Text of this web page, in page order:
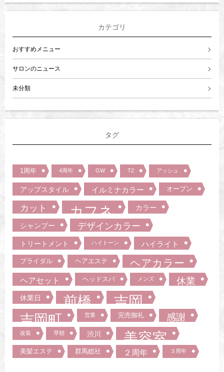
カテゴリ
おすすめメニュー
サロンのニュース
未分類
タグ
1周年 4周年 GW T2 アッシュ
アップスタイル イルミナカラー オープン
カット カフネ カラー
シャンプー デザインカラー
トリートメント ハイトーン ハイライト
ブライダル ヘアエステ ヘアカラー
ヘアセット ヘッドスパ メンズ 休業
休業日 前橋
吉岡
吉岡町
営業 完売御礼 感謝
改装 早朝 渋川 美容室
美髪エステ 群馬総社 ２周年 ３周年